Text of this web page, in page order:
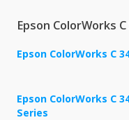
Epson ColorWorks
Epson ColorWorks C
Epson ColorWorks C
Series